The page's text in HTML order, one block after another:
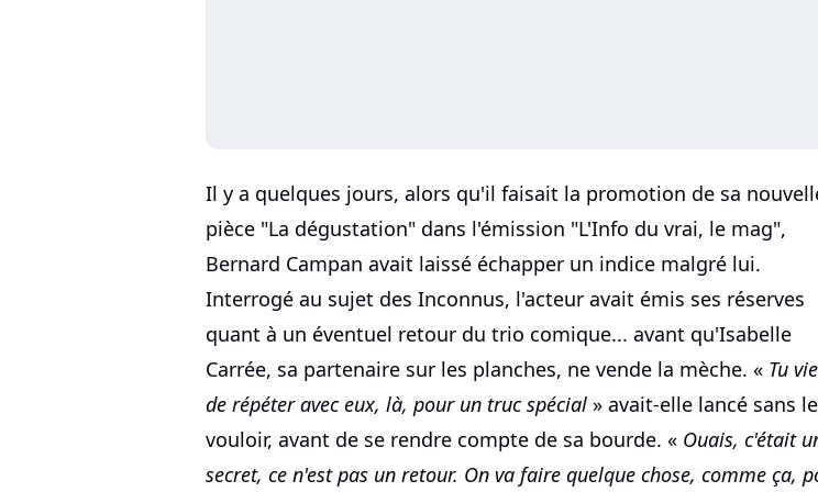
Il y a quelques jours, alors qu'il faisait la promotion de sa
pièce "La dégustation" dans l'émission "L'Info du vrai, le mag",
Bernard Campan avait laissé échapper un indice malgré lui.
Interrogé au sujet des Inconnus, l'acteur avait émis ses réserves
quant à un éventuel retour du trio comique... avant qu'Isabelle
Carrée, sa partenaire sur les planches, ne vende la mèche. « Tu
de répéter avec eux, là, pour un truc spécial » avait-elle lancé sans le
vouloir, avant de se rendre compte de sa bourde. « Ouais, c'était
secret, ce n'est pas un retour. On va faire quelque chose, comme ça,